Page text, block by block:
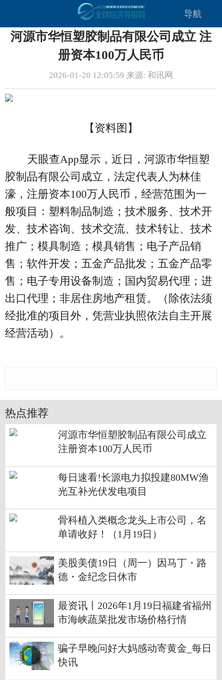
导航
河源市华恒塑胶制品有限公司成立 注
册资本100万人民币
2026-01-20 12:05:59 来源: 和讯网
【资料图】
天眼查App显示，近日，河源市华恒塑
胶制品有限公司成立，法定代表人为林佳
濠，注册资本100万人民币，经营范围为一
般项目：塑料制品制造；技术服务、技术开
发、技术咨询、技术交流、技术转让、技术
推广；模具制造；模具销售；电子产品销
售；软件开发；五金产品批发；五金产品零
售；电子专用设备制造；国内贸易代理；进
出口代理；非居住房地产租赁。（除依法须
经批准的项目外，凭营业执照依法自主开展
经营活动）。
热点推荐
河源市华恒塑胶制品有限公司成立
注册资本100万人民币
每日速看!长源电力拟投建80MW渔
光互补光伏发电项目
骨科植入类概念龙头上市公司，名
单请收好！（1月19日）
美股美债19日（周一）因马丁・路
德・金纪念日休市
最资讯丨2026年1月19日福建省福州
市海峡蔬菜批发市场价格行情
骗子早晚问好大妈感动寄黄金_每日
快讯